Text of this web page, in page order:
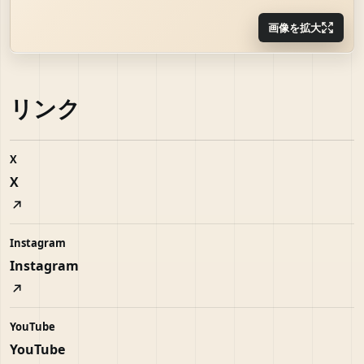
画像を拡大
リンク
X
X
Instagram
Instagram
YouTube
YouTube